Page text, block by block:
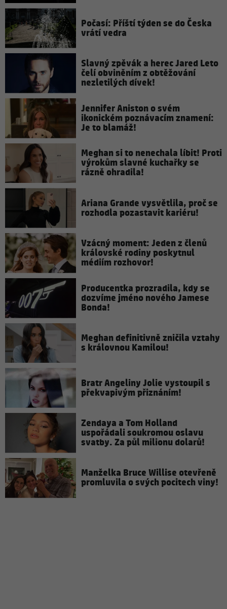
Počasí: Příští týden se do Česka
vrátí vedra
Slavný zpěvák a herec Jared Leto
čelí obviněním z obtěžování
nezletilých dívek!
Jennifer Aniston o svém
ikonickém poznávacím znamení:
Je to blamáž!
Meghan si to nenechala líbit! Proti
výrokům slavné kuchařky se
rázně ohradila!
Ariana Grande vysvětlila, proč se
rozhodla pozastavit kariéru!
Vzácný moment: Jeden z členů
královské rodiny poskytnul
médiím rozhovor!
Producentka prozradila, kdy se
dozvíme jméno nového Jamese
Bonda!
Meghan definitivně zničila vztahy
s královnou Kamilou!
Bratr Angeliny Jolie vystoupil s
překvapivým přiznáním!
Zendaya a Tom Holland
uspořádali soukromou oslavu
svatby. Za půl milionu dolarů!
Manželka Bruce Willise otevřeně
promluvila o svých pocitech viny!